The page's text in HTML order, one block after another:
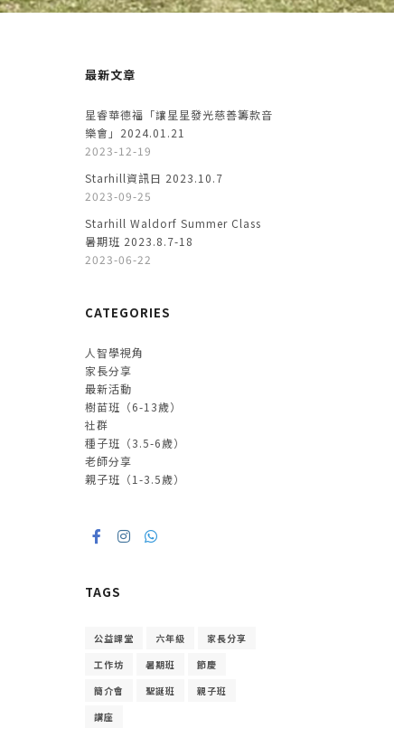
最新文章
星睿華德福「讓星星發光慈善籌款音
樂會」2024.01.21
2023-12-19
Starhill資訊日 2023.10.7
2023-09-25
Starhill Waldorf Summer Class
暑期班 2023.8.7-18
2023-06-22
CATEGORIES
人智學視角
家長分享
最新活動
樹苗班（6-13歲）
社群
種子班（3.5-6歲）
老師分享
親子班（1-3.5歲）
TAGS
公益課堂 六年級
家長分享
工作坊
暑期班
節慶
簡介會
聖誕班
親子班
講座